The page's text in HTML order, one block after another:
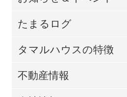
たまるログ
タマルハウスの特徴
不動産情報